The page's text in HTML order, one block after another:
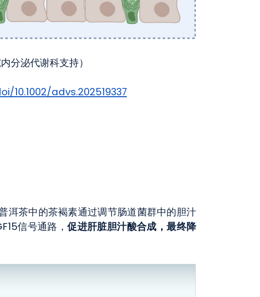
分泌代谢科支持）
advs.202519337
洱茶中的茶褐素通过调节肠道菌群中的胆汁
信号通路，促进肝脏胆汁酸合成，最终降